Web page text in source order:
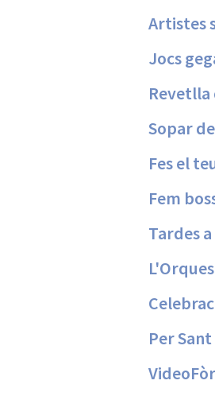
Artistes
Jocs
Revetlla
Sopar
Fes el
Fem
Tardes
Per